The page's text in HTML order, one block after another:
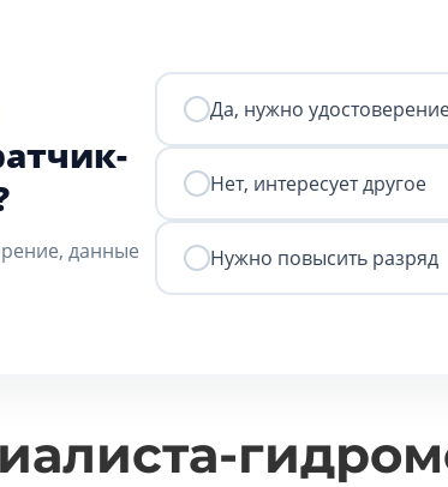
данные
Да, нужно
Нет, интересует другое
Нужно повысить разряд